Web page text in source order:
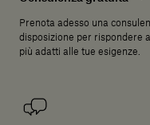
Prenota adesso una
disposizione per rispondere
più adatti alle tue esigenze.